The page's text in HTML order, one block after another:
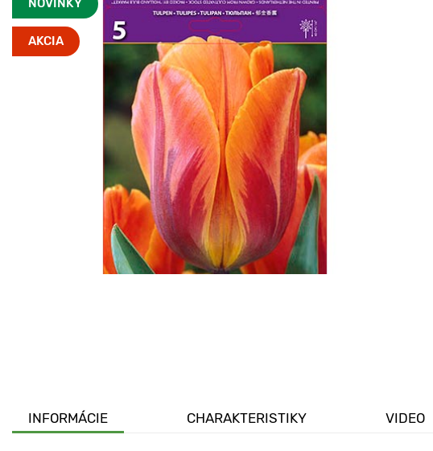
NOVINKY
AKCIA
INFORMÁCIE CHARAKTERISTIKY VIDEO